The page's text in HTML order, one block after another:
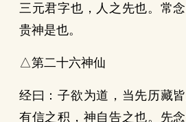
三元君字也，人之先也。常
贵神是也。
△第二十六神仙
经曰：子欲为道，当先历藏
有信之积，神自告之也。先